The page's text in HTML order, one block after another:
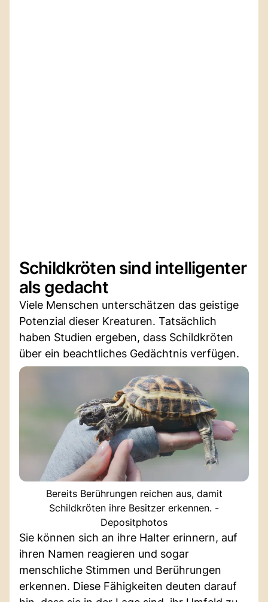
Schildkröten sind intelligenter
als gedacht
Viele Menschen unterschätzen das geistige
Potenzial dieser Kreaturen. Tatsächlich
haben Studien ergeben, dass Schildkröten
über ein beachtliches Gedächtnis verfügen.
Bereits Berührungen reichen aus, damit
Schildkröten ihre Besitzer erkennen. -
Depositphotos
Sie können sich an ihre Halter erinnern, auf
ihren Namen reagieren und sogar
menschliche Stimmen und Berührungen
erkennen. Diese Fähigkeiten deuten darauf